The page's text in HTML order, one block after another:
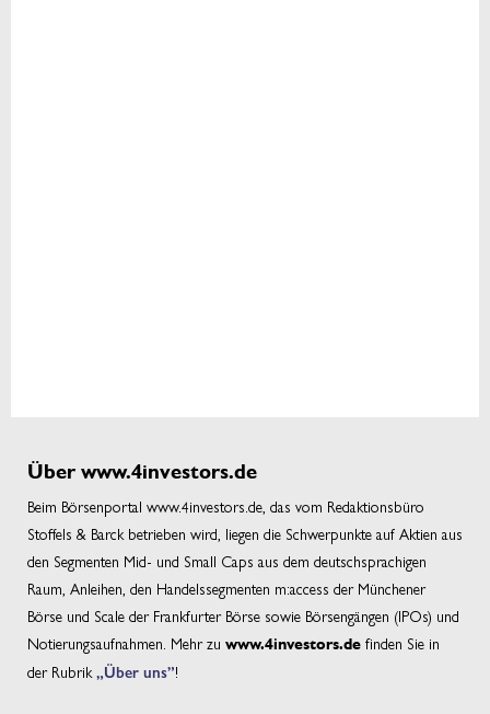
Über www.4investors.de
Beim Börsenportal www.4investors.de, das vom Redaktionsbüro
Stoffels & Barck betrieben wird, liegen die Schwerpunkte auf Aktien aus
den Segmenten Mid- und Small Caps aus dem deutschsprachigen
Raum, Anleihen, den Handelssegmenten m:access der Münchener
Börse und Scale der Frankfurter Börse sowie Börsengängen (IPOs) und
Notierungsaufnahmen. Mehr zu www.4investors.de finden Sie in
der Rubrik „Über uns”!